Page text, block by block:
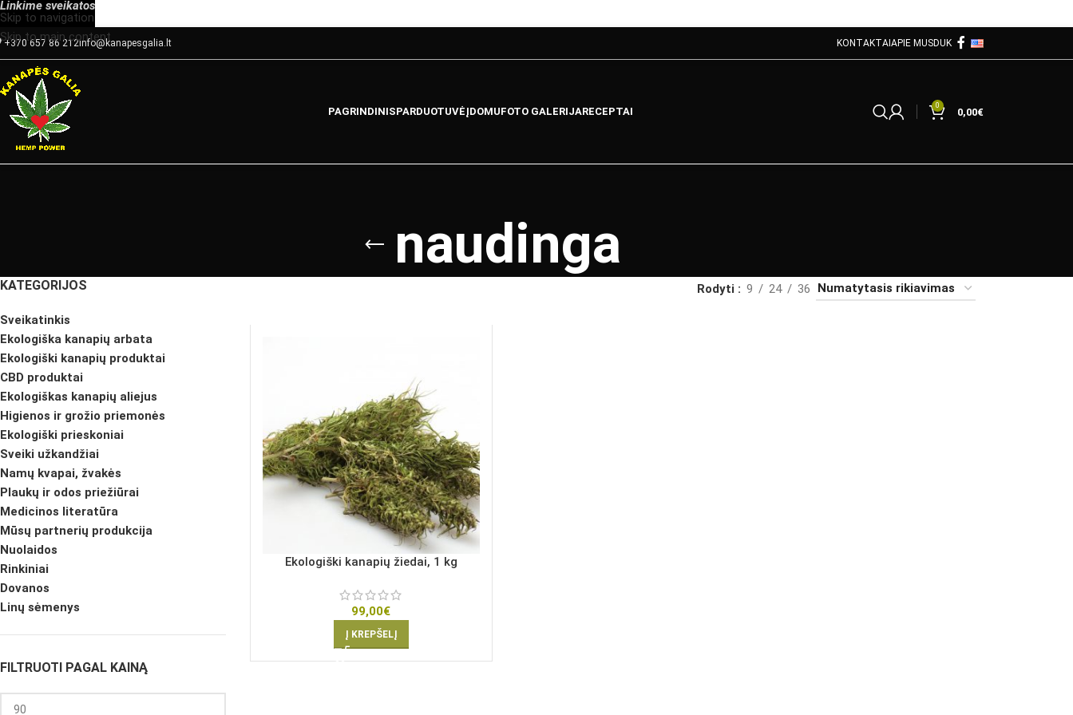
Skip to navigation
Skip to main content
+370 657 86 212info@kanapesgalia.lt KONTAKTAI APIE MUSDUK
PAGRINDINISPARDUOTUVĖ ĮDOMUFOTO GALERIJARECEPTAI 0
0,00€
naudinga
KATEGORIJOS
Sveikatinkis
Ekologiška kanapių arbata
Ekologiški kanapių produktai
CBD produktai
Ekologiškas kanapių aliejus
Higienos ir grožio priemonės
Ekologiški prieskoniai
Sveiki užkandžiai
Namų kvapai, žvakės
Plaukų ir odos priežiūrai
Medicinos literatūra
Mūsų partnerių produkcija
Nuolaidos
Rinkiniai
Dovanos
Linų sėmenys
FILTRUOTI PAGAL KAINĄ
Rodyti 9 24 36
Ekologiški kanapių žiedai, 1 kg
99,00€
Į KREPŠELĮ
Linkime sveikatos